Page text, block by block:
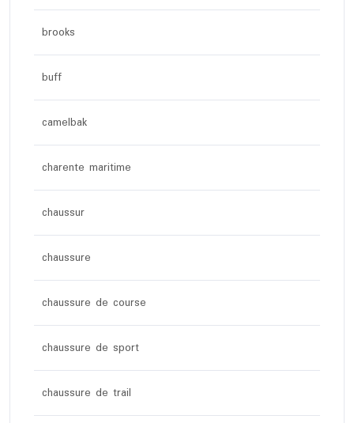
brooks
buff
camelbak
charente maritime
chaussur
chaussure
chaussure de course
chaussure de sport
chaussure de trail